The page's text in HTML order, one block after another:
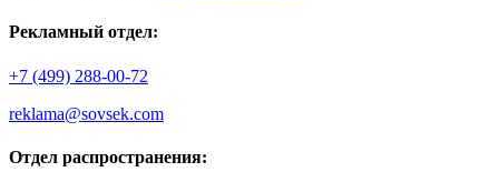
Рекламный отдел:
+7 (499) 288-00-72
reklama@sovsek.com
Отдел распространения: